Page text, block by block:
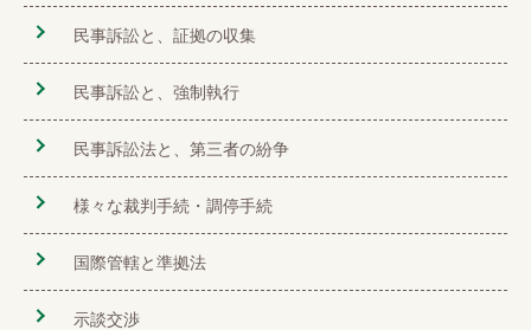
民事訴訟と、証拠の収集
民事訴訟と、強制執行
民事訴訟法と、第三者の紛争
様々な裁判手続・調停手続
国際管轄と準拠法
示談交渉